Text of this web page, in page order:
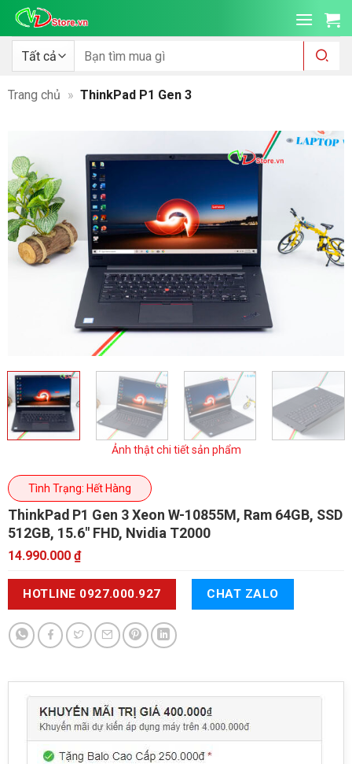
qua
dung
Tìm
kiếm:
Trang chủ » ThinkPad P1 Gen 3
Ảnh thật chi tiết sản phẩm
Tình Trạng: Hết Hàng
ThinkPad P1 Gen 3Xeon W-10855M, Ram 64GB, SSD
512GB, 15.6" FHD, Nvidia T2000
14.990.000 ₫
HOTLINE 0927.000.927 CHAT ZALO